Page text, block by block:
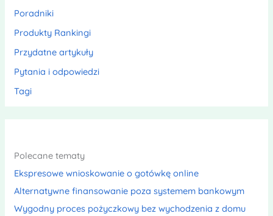
Poradniki
Produkty Rankingi
Przydatne artykuły
Pytania i odpowiedzi
Tagi
Polecane tematy
Ekspresowe wnioskowanie o gotówkę online
Alternatywne finansowanie poza systemem bankowym
Wygodny proces pożyczkowy bez wychodzenia z domu